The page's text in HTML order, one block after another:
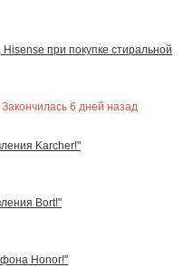
при покупке стиральной
Закончилась 6 дней назад
Karcher!"
Bort!"
Honor!"